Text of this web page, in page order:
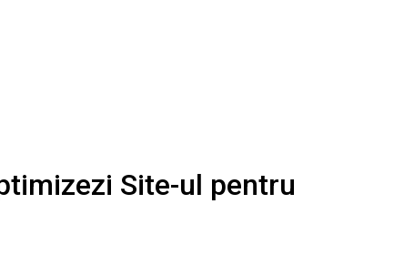
Site-ul pentru